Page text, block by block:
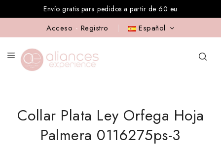
Envío gratis para pedidos a partir de 60 eu
Español
Acceso - Registro
Collar Plata Ley Orfega Hoja
Palmera 0116275ps-3